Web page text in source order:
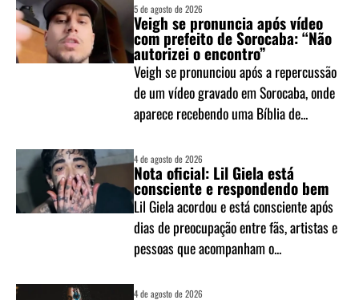
5 de agosto de 2026
Veigh se pronuncia após vídeo
com prefeito de Sorocaba: “Não
autorizei o encontro”
Veigh se pronunciou após a repercussão
de um vídeo gravado em Sorocaba, onde
aparece recebendo uma Bíblia de...
4 de agosto de 2026
Nota oficial: Lil Giela está
consciente e respondendo bem
Lil Giela acordou e está consciente após
dias de preocupação entre fãs, artistas e
pessoas que acompanham o...
4 de agosto de 2026